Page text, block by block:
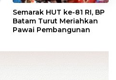
Semarak HUT ke-81 RI, BP
Batam Turut Meriahkan
Pawai Pembangunan